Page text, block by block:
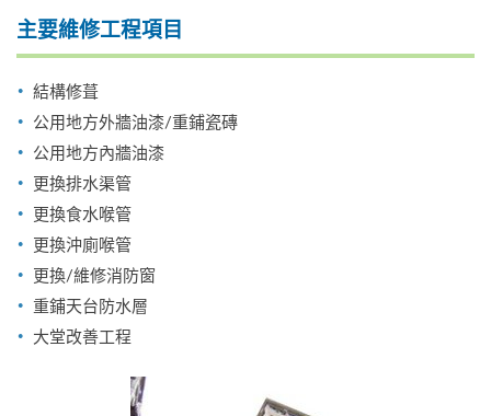
主要維修工程項目
結構修葺
公用地方外牆油漆/重鋪瓷磚
公用地方內牆油漆
更換排水渠管
更換食水喉管
更換沖廁喉管
更換/維修消防窗
重鋪天台防水層
大堂改善工程